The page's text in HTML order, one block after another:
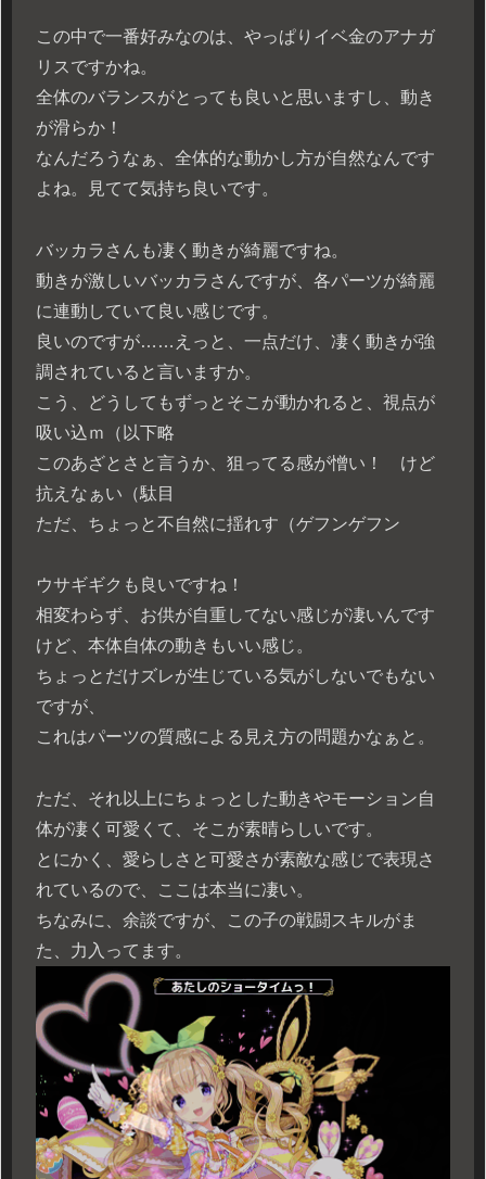
この中で一番好みなのは、やっぱりイベ金のアナガ
リスですかね。
全体のバランスがとっても良いと思いますし、動き
が滑らか！
なんだろうなぁ、全体的な動かし方が自然なんです
よね。見てて気持ち良いです。
バッカラさんも凄く動きが綺麗ですね。
動きが激しいバッカラさんですが、各パーツが綺麗
に連動していて良い感じです。
良いのですが……えっと、一点だけ、凄く動きが強
調されていると言いますか。
こう、どうしてもずっとそこが動かれると、視点が
吸い込ｍ（以下略
このあざとさと言うか、狙ってる感が憎い！ けど
抗えなぁい（駄目
ただ、ちょっと不自然に揺れす（ゲフンゲフン
ウサギギクも良いですね！
相変わらず、お供が自重してない感じが凄いんです
けど、本体自体の動きもいい感じ。
ちょっとだけズレが生じている気がしないでもない
ですが、
これはパーツの質感による見え方の問題かなぁと。
ただ、それ以上にちょっとした動きやモーション自
体が凄く可愛くて、そこが素晴らしいです。
とにかく、愛らしさと可愛さが素敵な感じで表現さ
れているので、ここは本当に凄い。
ちなみに、余談ですが、この子の戦闘スキルがま
た、力入ってます。